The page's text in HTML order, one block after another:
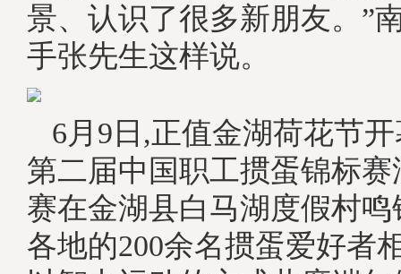
景、认识了很多新朋友。”
手张先生这样说。
6月9日,正值金湖荷花节
第二届中国职工掼蛋锦标
赛在金湖县白马湖度假村
各地的200余名掼蛋爱好者